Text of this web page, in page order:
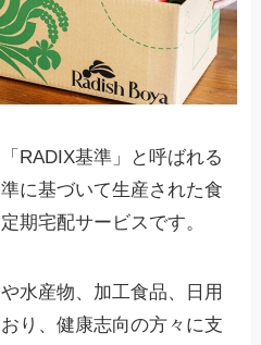
RADIX基準」と呼ばれる
に基づいて生産された食
期宅配サービスです。
水産物、加工食品、日用
り、健康志向の方々に支